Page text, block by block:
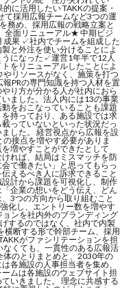
に活用したい TAKKの提案・
採用広報チームなど3つの運
務め、採用広報の戦略立案と
全面リニューアル★ 中期ビジ
成果 ✓社内でチームを組成した
と外注を使い分けることによ
うになった✓運営1年半で12人
をリニューアルしたことによ
リソースがなく、施策を打つ
PRの専門知識を持つ人材を置
り方が分かる人が社内におら
ました。法人内には13の事業
をおこなっていることも課題
持っており、ある施設では求
っていないといった状況だっ
した。 経営視点から広報を設
接点を増やす必要がありま
増やすことができたとして
れば、結局はミスマッチを防
で働きたい」と思ってもらっ
えるべき人に訴求できること
計から課題を可視化し、制作
企業の想いをどう伝え、どん
3つの方向から取り組むこと
化し、エントリー数を増やす
ンを社内外のブランディング
するのではなく、社内で内製
横断する形で幹部チーム、採用
がファシリテーションを担
なくても、一貫性のある広報活
体のとりまとめと、2030年の
各施設の人事担当者を集め、
ムは各施設のウェブサイト担
いきました。 理念に共感する